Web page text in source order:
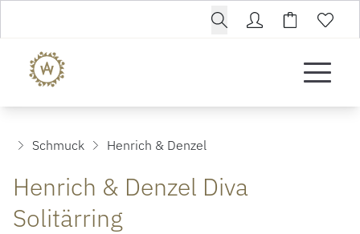
Schmuck Henrich & Denzel
Henrich & Denzel Diva
Solitärring